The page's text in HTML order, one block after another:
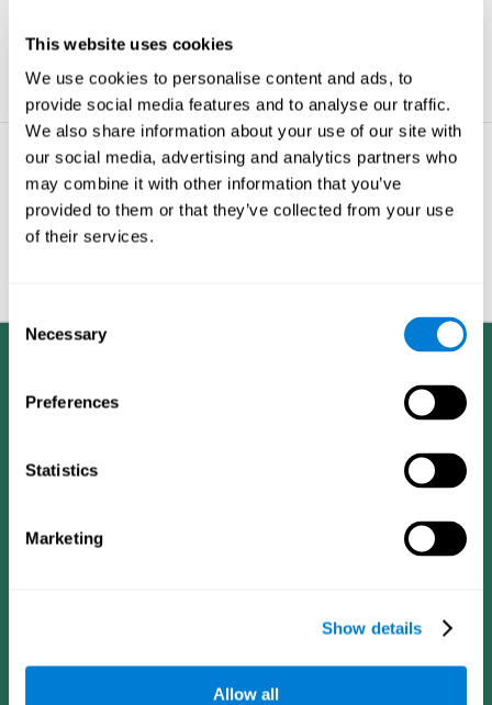
This website uses cookies
We use cookies to personalise content and ads, to
provide social media features and to analyse our traffic.
We also share information about your use of our site with
our social media, advertising and analytics partners who
may combine it with other information that you’ve
provided to them or that they’ve collected from your use
of their services.
Selection
Necessary
Preferences
Statistics
Marketing
Show details
Allow all
مشاكل الذاكرة - الأشياء
التي يجب عليك معرفتها
حول دماغك
عندما تكون نائما, دماغك يبقى